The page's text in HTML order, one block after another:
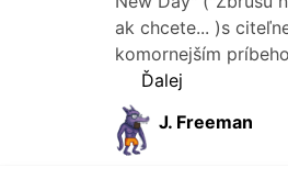
ak chcete... )s
komornejším
Ďalej
J. Freeman